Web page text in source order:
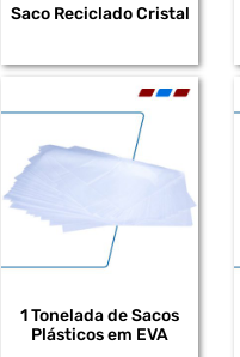
Saco Reciclado Cristal
1 Tonelada de Sacos
Plásticos em EVA